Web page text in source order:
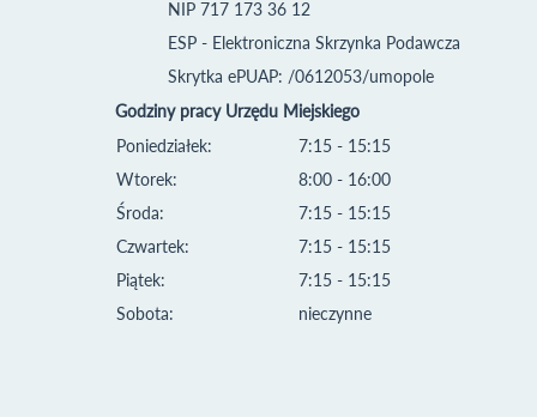
NIP 717 173 36 12
ESP - Elektroniczna Skrzynka Podawcza
Skrytka ePUAP: /0612053/umopole
Godziny pracy Urzędu Miejskiego
Poniedziałek:
Wtorek:
Środa:
Czwartek:
Piątek:
Sobota:
7:15 - 15:15
8:00 - 16:00
7:15 - 15:15
7:15 - 15:15
7:15 - 15:15
nieczynne